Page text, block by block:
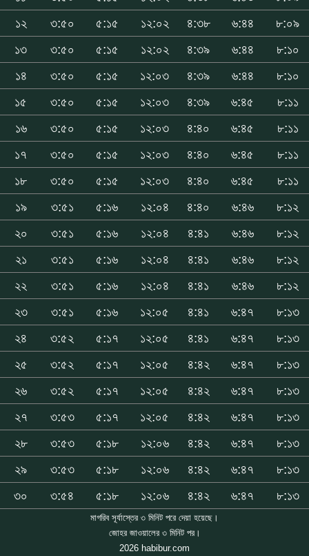
১২
৩:৫০ ৫:১৫ ১২:০২ ৪:৩৮ ৬:৪৪
৮:০৯
১৩
৩:৫০ ৫:১৫ ১২:০২ ৪:৩৯ ৬:৪৪
৮:১০
১৪
৩:৫০ ৫:১৫ ১২:০৩ ৪:৩৯ ৬:৪৪
৮:১০
১৫
৩:৫০ ৫:১৫ ১২:০৩ ৪:৩৯ ৬:৪৫
৮:১১
১৬
৩:৫০ ৫:১৫ ১২:০৩ ৪:৪০ ৬:৪৫
৮:১১
১৭
৩:৫০ ৫:১৫ ১২:০৩ ৪:৪০ ৬:৪৫
৮:১১
১৮
৩:৫০ ৫:১৫ ১২:০৩ ৪:৪০ ৬:৪৫
৮:১১
১৯
৩:৫১ ৫:১৬ ১২:০৪ ৪:৪০ ৬:৪৬
৮:১২
২০
৩:৫১ ৫:১৬ ১২:০৪ ৪:৪১ ৬:৪৬
৮:১২
২১
৩:৫১ ৫:১৬ ১২:০৪ ৪:৪১ ৬:৪৬
৮:১২
২২
৩:৫১ ৫:১৬ ১২:০৪ ৪:৪১ ৬:৪৬
৮:১২
২৩
৩:৫১ ৫:১৬ ১২:০৫ ৪:৪১ ৬:৪৭
৮:১৩
২৪
৩:৫২ ৫:১৭ ১২:০৫ ৪:৪১ ৬:৪৭
৮:১৩
২৫
৩:৫২ ৫:১৭ ১২:০৫ ৪:৪২ ৬:৪৭
৮:১৩
২৬
৩:৫২ ৫:১৭ ১২:০৫ ৪:৪২ ৬:৪৭
৮:১৩
২৭
৩:৫৩ ৫:১৭ ১২:০৫ ৪:৪২ ৬:৪৭
৮:১৩
২৮
৩:৫৩ ৫:১৮ ১২:০৬ ৪:৪২ ৬:৪৭
৮:১৩
২৯
৩:৫৩ ৫:১৮ ১২:০৬ ৪:৪২ ৬:৪৭
৮:১৩
৩০
৩:৫৪ ৫:১৮ ১২:০৬ ৪:৪২ ৬:৪৭ ৮:১৩
মাগরিব সূর্যাস্তের ৩ মিনিট পরে দেয়া হয়েছে।
জোহর জাওয়ালের ৩ মিনিট পর।
2026 habibur.com